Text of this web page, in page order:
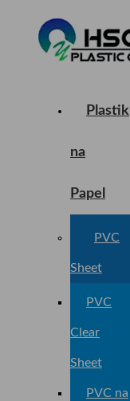
Plastik
na
Papel
PVC
Sheet
PVC
Clear
Sheet
PVC na